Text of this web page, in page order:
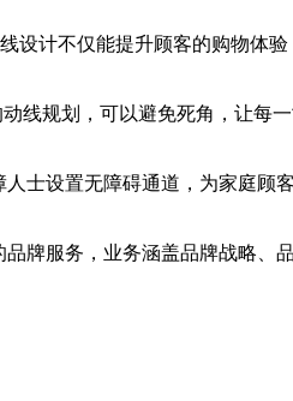
设计不仅能提升顾客的购物体
规划，可以避免死角，让每
设置无障碍通道，为家庭顾
服务，业务涵盖品牌战略、